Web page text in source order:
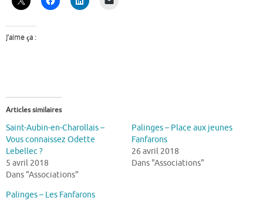
J’aime ça :
Articles similaires
Saint-Aubin-en-Charollais –
Vous connaissez Odette
Lebellec ?
5 avril 2018
Dans "Associations"
Palinges – Place aux jeunes
Fanfarons
26 avril 2018
Dans "Associations"
Palinges – Les Fanfarons